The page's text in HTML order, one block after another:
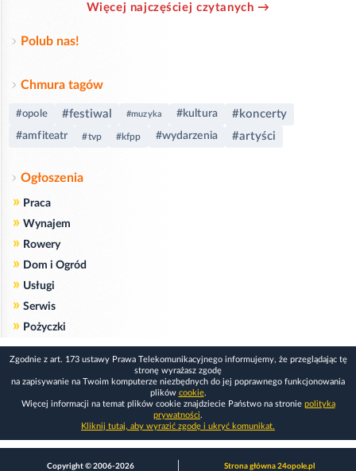
Więcej najczęściej czytanych →
Polub nas!
Chmura tagów
#opole #festiwal #muzyka #kultura #koncerty
#amfiteatr #tvp #kfpp #wydarzenia #artyści
Ogłoszenia
» Praca
» Wynajem
» Rowery
» Dom i Ogród
» Usługi
» Serwis
» Pożyczki
Zgodnie z art. 173 ustawy Prawa Telekomunikacyjnego informujemy, że przeglądając tę
stronę wyrażasz zgodę
na zapisywanie na Twoim komputerze niezbędnych do jej poprawnego funkcjonowania
plików cookie.
Więcej informacji na temat plików cookie znajdziecie Państwo na stronie polityka
prywatności.
Kliknij tutaj, aby wyrazić zgodę i ukryć komunikat.
Copyright © 2006-2026 Strona główna 24opole.pl